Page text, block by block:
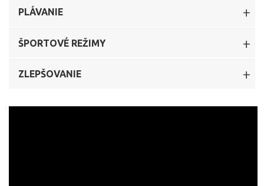
PLÁVANIE
ŠPORTOVÉ REŽIMY
ZLEPŠOVANIE